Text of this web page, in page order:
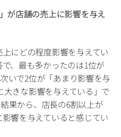
が店舗の売上に影響を与え
にどの程度影響を与えてい
、最も多かったのは1位が
いで2位が「あまり影響を与
大きな影響を与えている」で
果から、店長の6割以上が
響を与えていると感じてい